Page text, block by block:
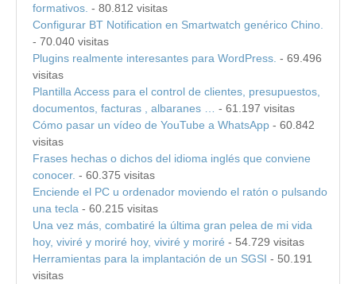
formativos. - 80.812 visitas
Configurar BT Notification en Smartwatch genérico Chino.
- 70.040 visitas
Plugins realmente interesantes para WordPress. - 69.496
visitas
Plantilla Access para el control de clientes, presupuestos,
documentos, facturas , albaranes …
- 61.197 visitas
Cómo pasar un vídeo de YouTube a WhatsApp - 60.842
visitas
Frases hechas o dichos del idioma inglés que conviene
conocer. - 60.375 visitas
Enciende el PC u ordenador moviendo el ratón o pulsando
una tecla - 60.215 visitas
Una vez más, combatiré la última gran pelea de mi vida
hoy, viviré y moriré hoy, viviré y moriré - 54.729 visitas
Herramientas para la implantación de un SGSI - 50.191
visitas